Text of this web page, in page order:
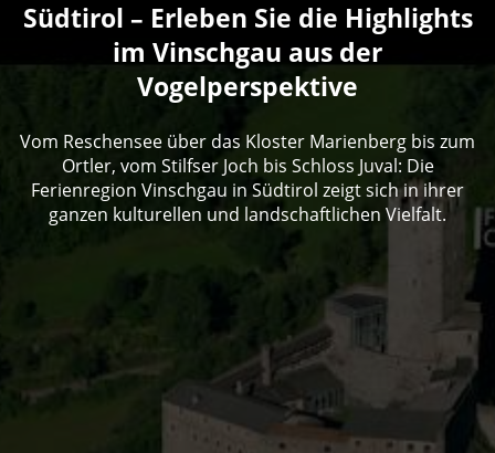
Südtirol – Erleben Sie die Highlights
im Vinschgau aus der
Vogelperspektive
Vom Reschensee über das Kloster Marienberg bis zum
Ortler, vom Stilfser Joch bis Schloss Juval: Die
Ferienregion Vinschgau in Südtirol zeigt sich in ihrer
ganzen kulturellen und landschaftlichen Vielfalt.